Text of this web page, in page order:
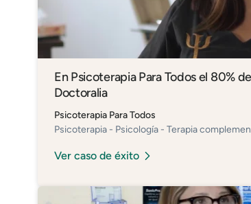
En Psicoterapia Para Todos el 80%
Doctoralia
Psicoterapia Para Todos
Psicoterapia - Psicología - Terapia
Ver caso de éxito